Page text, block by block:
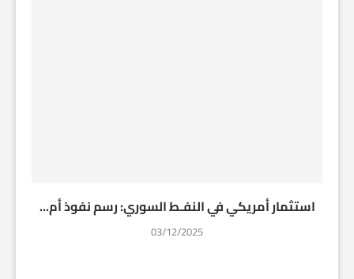
استثمار أمريكي في النفـط السوري: رسم نفوذ أم...
03/12/2025